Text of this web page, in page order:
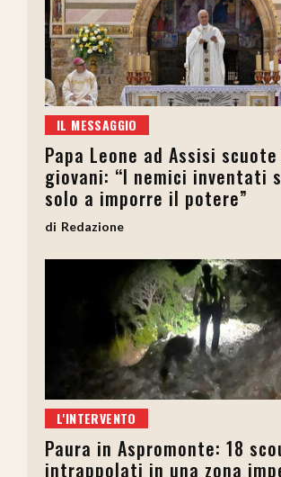
IL MESSAGGIO
Papa Leone ad Assisi
giovani: “I nemici inventati
solo a imporre il potere”
Redazione
L'INTERVENTO
Paura in Aspromonte: 18
intrappolati in una zona